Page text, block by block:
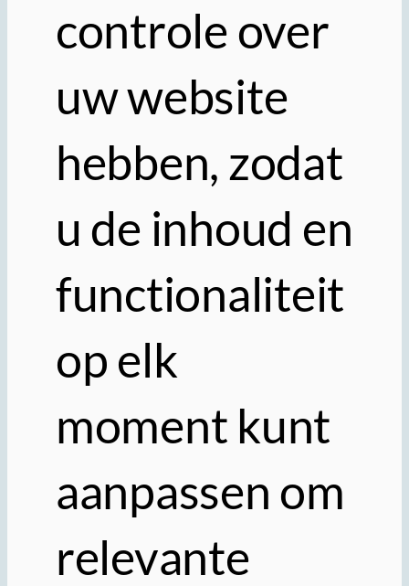
controle over
uw website
hebben, zodat
u de inhoud en
functionaliteit
op elk
moment kunt
aanpassen om
relevante